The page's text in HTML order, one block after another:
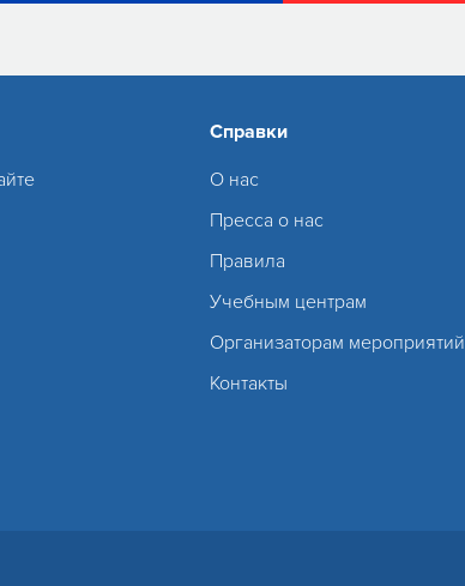
Справки
О нас
Пресса о нас
Правила
Учебным центрам
Организаторам мероприятий
Контакты